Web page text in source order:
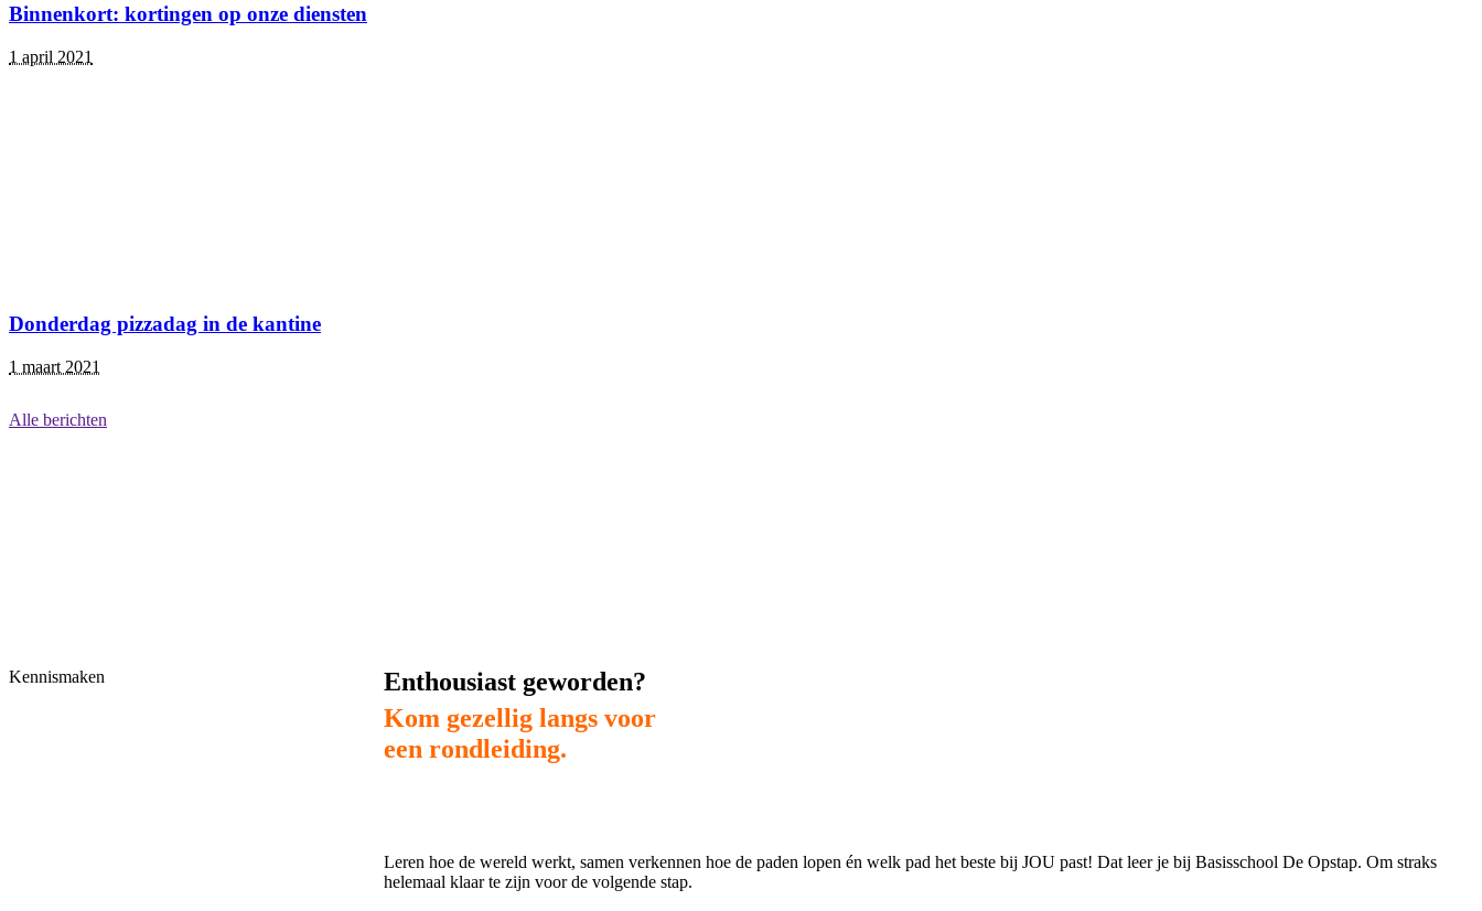
Binnenkort: kortingen op onze diensten
1 april 2021
Donderdag pizzadag in de kantine
1 maart 2021
Alle berichten
Kennismaken
Enthousiast geworden?
Kom gezellig langs voor
een rondleiding.
Leren hoe de wereld werkt, samen verkennen hoe de paden lopen én welk pad het beste bij JOU past! Dat leer je bij Basisschool De Opstap. Om straks
helemaal klaar te zijn voor de volgende stap.